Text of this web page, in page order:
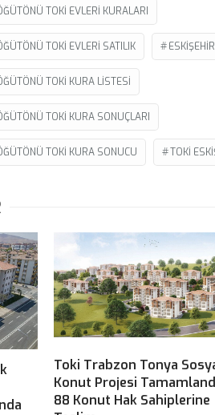
TOKI EVLERI KURALARI
TOKI EVLERI SATILIK
TOKI KURA LISTESI
TOKI KURA SONUÇLARI
TOKI KURA SONUCU TOKI
Toki Trabzon Tonya
Konut Projesi
88 Konut Hak Sahiplerine